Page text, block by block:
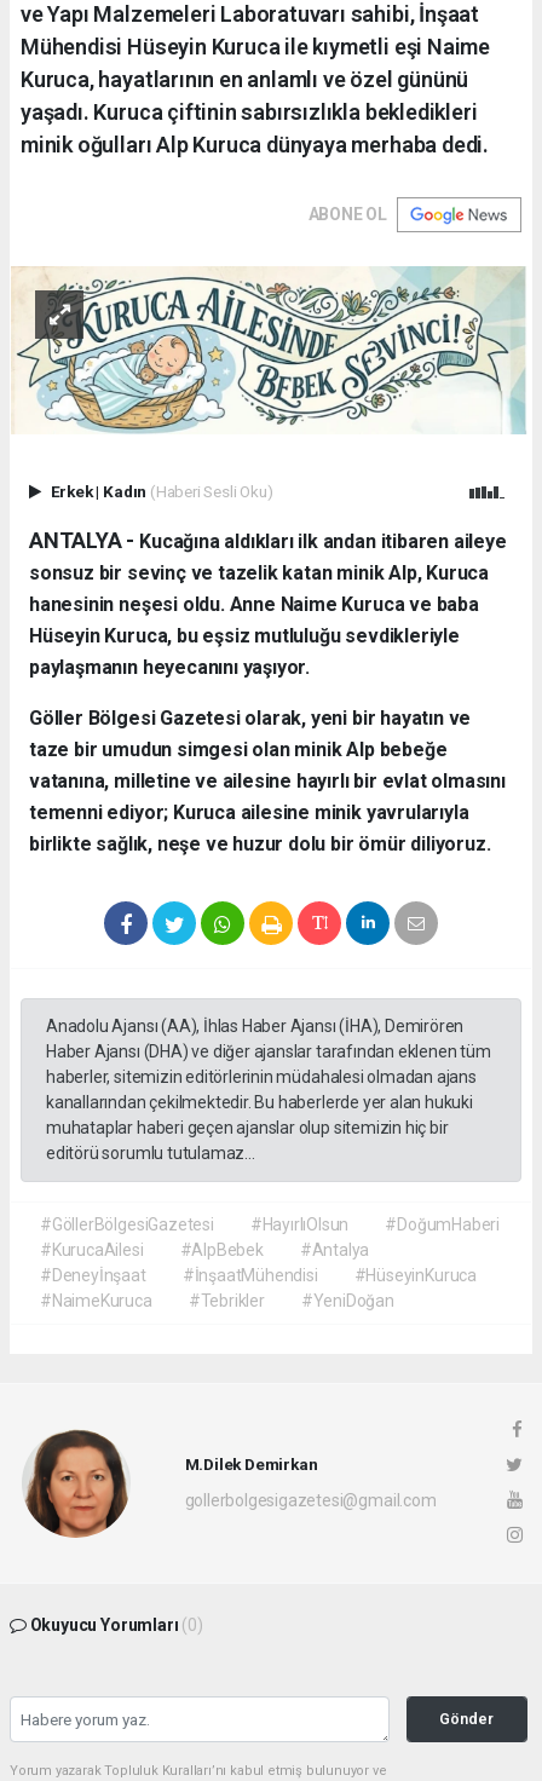
ve Yapı Malzemeleri Laboratuvarı sahibi, İnşaat
Mühendisi Hüseyin Kuruca ile kıymetli eşi Naime
Kuruca, hayatlarının en anlamlı ve özel gününü
yaşadı. Kuruca çiftinin sabırsızlıkla bekledikleri
minik oğulları Alp Kuruca dünyaya merhaba dedi.
ABONE OL
Erkek| Kadın (Haberi Sesli Oku)
ANTALYA - ​ Kucağına aldıkları ilk andan itibaren aileye
sonsuz bir sevinç ve tazelik katan minik Alp, Kuruca
hanesinin neşesi oldu. Anne Naime Kuruca ve baba
Hüseyin Kuruca, bu eşsiz mutluluğu sevdikleriyle
paylaşmanın heyecanını yaşıyor.
​Göller Bölgesi Gazetesi olarak, yeni bir hayatın ve
taze bir umudun simgesi olan minik Alp bebeğe
vatanına, milletine ve ailesine hayırlı bir evlat olmasını
temenni ediyor; Kuruca ailesine minik yavrularıyla
birlikte sağlık, neşe ve huzur dolu bir ömür diliyoruz.
Anadolu Ajansı (AA), İhlas Haber Ajansı (İHA), Demirören
Haber Ajansı (DHA) ve diğer ajanslar tarafından eklenen tüm
haberler, sitemizin editörlerinin müdahalesi olmadan ajans
kanallarından çekilmektedir. Bu haberlerde yer alan hukuki
muhataplar haberi geçen ajanslar olup sitemizin hiç bir
editörü sorumlu tutulamaz...
#GöllerBölgesiGazetesi #HayırlıOlsun
#DoğumHaberi
#KurucaAilesi
#AlpBebek
#Antalya
#Deneyİnşaat
#İnşaatMühendisi
#HüseyinKuruca
#NaimeKuruca
#Tebrikler #YeniDoğan
M.Dilek Demirkan
gollerbolgesigazetesi@gmail.com
Okuyucu Yorumları (0)
Gönder
Yorum yazarak Topluluk Kuralları’nı kabul etmiş bulunuyor ve